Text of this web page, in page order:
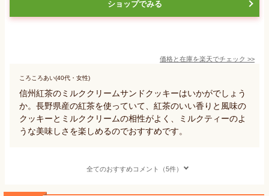
ショップでみる
価格と在庫を楽天でチェック >>
ころころあい(40代・女性)
信州紅茶のミルククリームサンドクッキーはいかがでしょう
か。長野県産の紅茶を使っていて、紅茶のいい香りと風味の
クッキーとミルククリームの相性がよく、ミルクティーのよ
うな美味しさを楽しめるのでおすすめです。
全てのおすすめコメント（5件）